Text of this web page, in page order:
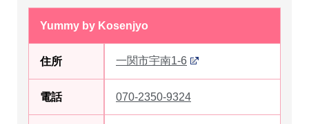
Yummy by Kosenjyo
住所 一関市宇南1-6
電話 070-2350-9324